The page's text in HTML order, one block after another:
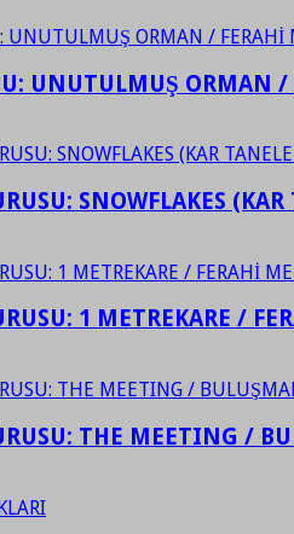
UNUTULMUŞ ORMAN /
SNOWFLAKES
1 METREKARE /
THE MEETING /